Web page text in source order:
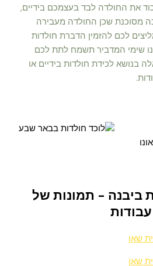
את החולדה לבד בעצמכם בידיים,
מסוכנת שכן החולדה מעבירה
לכם להזמין הדברת חולדות
שימי המדביר תשמח לתת לכם
בנושא לכידת חולדות בידיים או
ביבנה - תמונות של
עבודות